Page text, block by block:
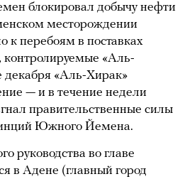
блокировал добычу нефти
месторождении
к перебоям в поставках
контролируемые «Аль-
«Аль-Хирак»
— и в течение недели
правительственные силы
Южного Йемена.
руководства во главе
в Адене (главный город